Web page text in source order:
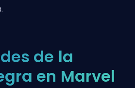
de la
en Marvel